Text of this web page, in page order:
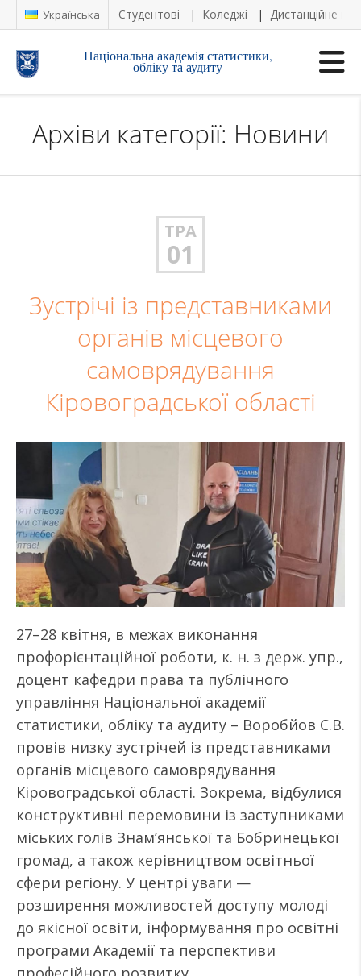
Українська Студентові Коледжі Дистанційне
Національна академія статистики,
обліку та аудиту
Архіви категорії: Новини
ТРА
01
Зустрічі із представниками
органів місцевого
самоврядування
Кіровоградської області
27–28 квітня, в межах виконання
профорієнтаційної роботи, к. н. з держ. упр.,
доцент кафедри права та публічного
управління Національної академії
статистики, обліку та аудиту – Воробйов С.В.
провів низку зустрічей із представниками
органів місцевого самоврядування
Кіровоградської області. Зокрема, відбулися
конструктивні перемовини із заступниками
міських голів Знам’янської та Бобринецької
громад, а також керівництвом освітньої
сфери регіону. У центрі уваги —
розширення можливостей доступу молоді
до якісної освіти, інформування про освітні
програми Академії та перспективи